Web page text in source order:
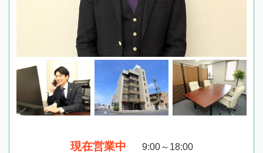
現在営業中 9:00～18:00